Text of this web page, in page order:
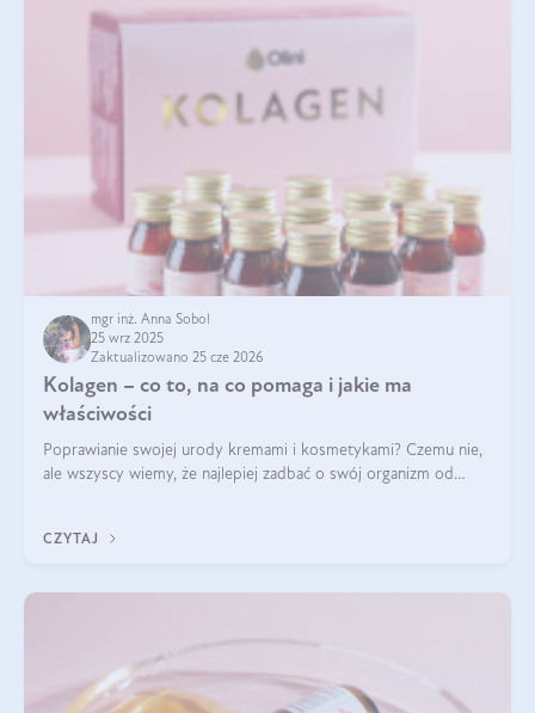
mgr inż. Anna Sobol
25 wrz 2025
Zaktualizowano 25 cze 2026
Kolagen – co to, na co pomaga i jakie ma
właściwości
Poprawianie swojej urody kremami i kosmetykami? Czemu nie,
ale wszyscy wiemy, że najlepiej zadbać o swój organizm od
wysokiej jakości suplem
CZYTAJ